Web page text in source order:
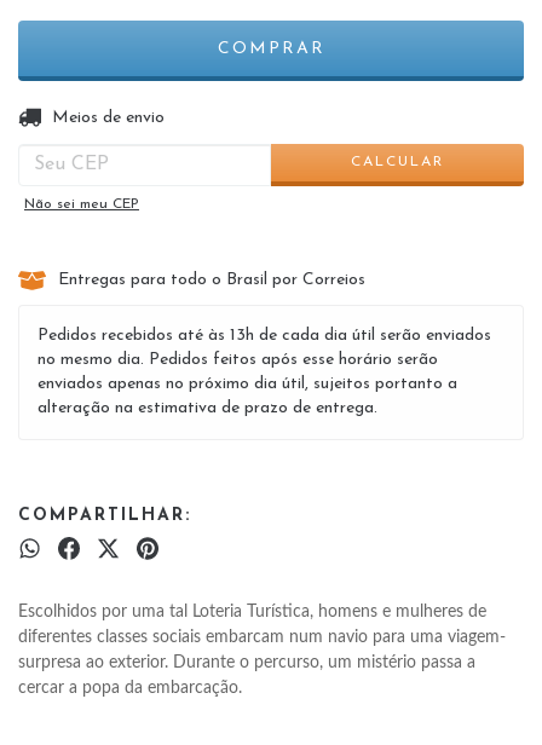
Entregas para o CEP:
Meios de envio
CALCULAR
Não sei meu CEP
Entregas para todo o Brasil por Correios
Pedidos recebidos até às 13h de cada dia útil serão enviados
no mesmo dia. Pedidos feitos após esse horário serão
enviados apenas no próximo dia útil, sujeitos portanto a
alteração na estimativa de prazo de entrega.
COMPARTILHAR:
Escolhidos por uma tal Loteria Turística, homens e mulheres de
diferentes classes sociais embarcam num navio para uma viagem-
surpresa ao exterior. Durante o percurso, um mistério passa a
cercar a popa da embarcação.